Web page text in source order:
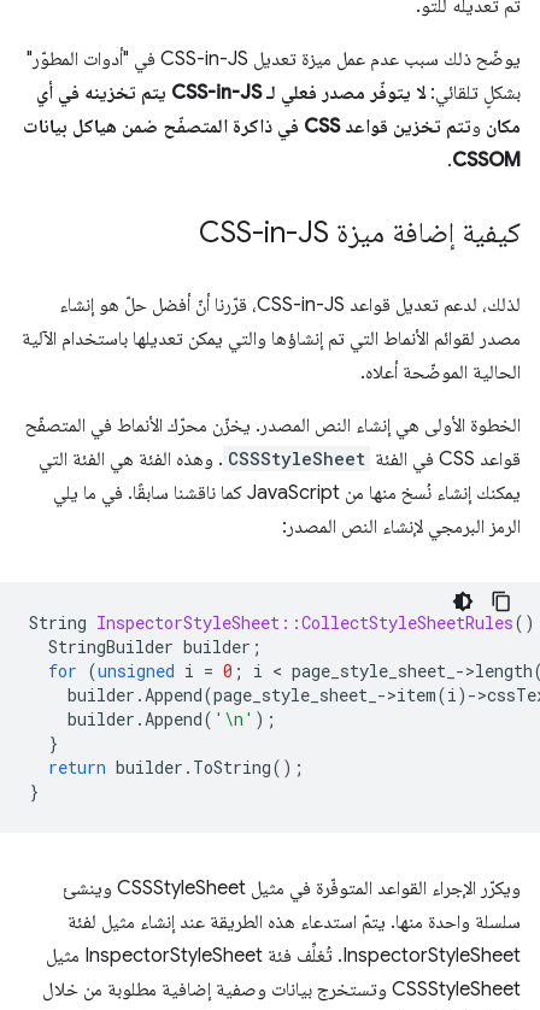
تم تعديله للتو.
يوضّح ذلك سبب عدم عمل ميزة تعديل CSS-in-JS في "أدوات المطوّر"
بشكلٍ تلقائي:
لا يتوفّر مصدر فعلي لـ CSS-in-JS يتم تخزينه في أي
مكان و
تتم تخزين قواعد CSS في ذاكرة المتصفّح ضمن هياكل بيانات
CSSOM
.
كيفية إضافة ميزة CSS-in-JS
لذلك، لدعم تعديل قواعد CSS-in-JS، قرّرنا أنّ أفضل حلّ هو إنشاء
مصدر لقوائم الأنماط التي تم إنشاؤها والتي يمكن تعديلها باستخدام الآلية
الحالية الموضّحة أعلاه.
الخطوة الأولى هي إنشاء النص المصدر. يخزّن محرّك الأنماط في المتصفّح
قواعد CSS في الفئة
CSSStyleSheet . وهذه الفئة هي الفئة التي
يمكنك إنشاء نُسخ منها من JavaScript كما ناقشنا سابقًا. في ما يلي
الرمز البرمجي لإنشاء النص المصدر:
String InspectorStyleSheet::CollectStyleSheetRules()
StringBuilder builder ;
for (unsigned i = 0 ; i < page_style_sheet_ ->length
builder .Append(page_style_sheet_ ->item(i) ->
builder .Append( '\n' );
}
return builder . ToString();
}
ويكرّر الإجراء القواعد المتوفّرة في مثيل CSSStyleSheet وينشئ
سلسلة واحدة منها. يتمّ استدعاء هذه الطريقة عند إنشاء مثيل لفئة
InspectorStyleSheet. تُغلِّف فئة InspectorStyleSheet مثيل
CSSStyleSheet وتستخرج بيانات وصفية إضافية مطلوبة من خلال